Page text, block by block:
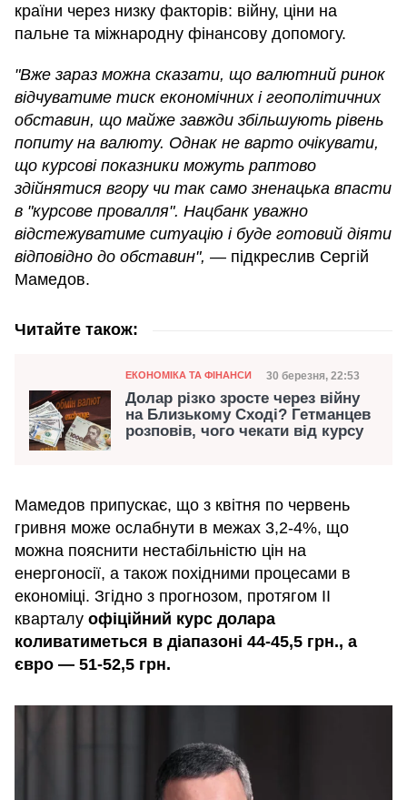
країни через низку факторів: війну, ціни на
пальне та міжнародну фінансову допомогу.
"Вже зараз можна сказати, що валютний ринок
відчуватиме тиск економічних і геополітичних
обставин, що майже завжди збільшують рівень
попиту на валюту. Однак не варто очікувати,
що курсові показники можуть раптово
здійнятися вгору чи так само зненацька впасти
в "курсове провалля". Нацбанк уважно
відстежуватиме ситуацію і буде готовий діяти
відповідно до обставин", — підкреслив Сергій
Мамедов.
Читайте також:
Категорія
ЕКОНОМІКА ТА ФІНАНСИ Дата публікації
30 березня, 22:53
Долар різко зросте через війну
на Близькому Сході? Гетманцев
розповів, чого чекати від курсу
Мамедов припускає, що з квітня по червень
гривня може ослабнути в межах 3,2-4%, що
можна пояснити нестабільністю цін на
енергоносії, а також похідними процесами в
економіці. Згідно з прогнозом, протягом II
кварталу офіційний курс долара
коливатиметься в діапазоні 44-45,5 грн., а
євро — 51-52,5 грн.